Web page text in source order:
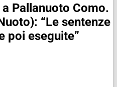
Pallanuoto Como.
“Le sentenze
poi eseguite”